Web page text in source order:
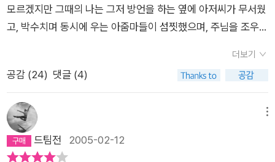
모르겠지만 그때의 나는 그저 방언을 하는 옆에 아저씨가 무서웠
고, 박수치며 동시에 우는 아줌마들이 섬찟했으며, 주님을 조우님
큰 파워를 가지고 있던 고모를 상대로 감히 '교회 가기 싫은데요?'
그 한마디를 할 수가 없었다. 그래서 꽤나 많은 일요일. 또 꽤나
많은 방학동안 교회의 이런저런 행사에 불려다녔다. 그 속에서 겨
자씨만한 믿음이라도 싹텄느냐 하면? 그렇다면 내가 지금처럼
일요일마다 오후 한시까지 퍼 자는 일은 언감생심 꿈도 못 꿨을
것이다. 특정 종교를 비하할 생각은 없다. 뭐 내가 불교에는 어지
더보기
공감 (24) 댓글 (4)
드팀전 2005-02-12